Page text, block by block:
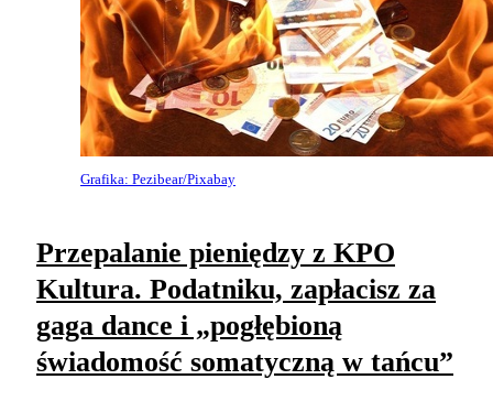
Grafika: Pezibear/Pixabay
Przepalanie pieniędzy z KPO
Kultura. Podatniku, zapłacisz za
gaga dance i „pogłębioną
świadomość somatyczną w tańcu”